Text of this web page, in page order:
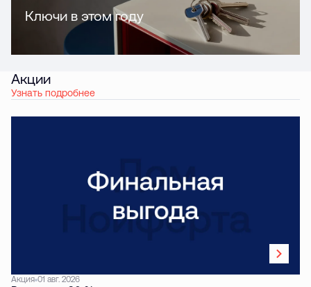
Ключи в этом году
Акции
Узнать подробнее
Акция 01 авг. 2026